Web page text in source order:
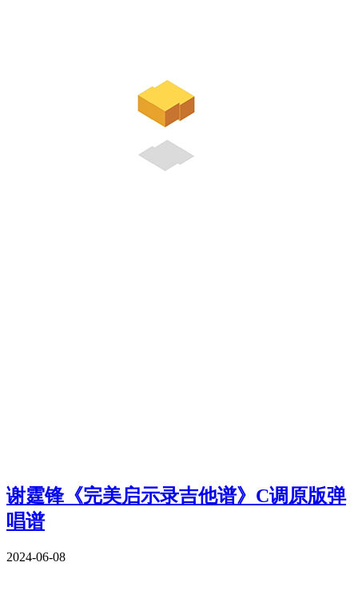
谢霆锋《完美启示录吉他谱》C调原版弹
唱谱
2024-06-08